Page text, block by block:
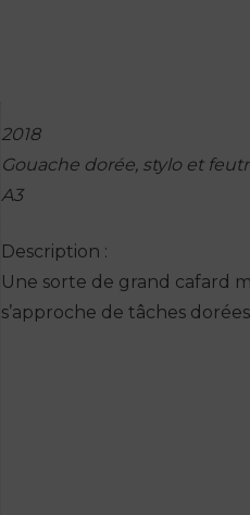
2018
Gouache dorée, stylo et
A3
Description :
Une sorte de grand cafard
s’approche de tâches